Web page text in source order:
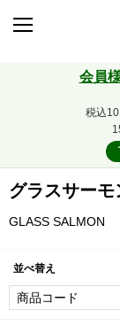
会員
税込
グラスサーモ
GLASS SALMON
並べ替え